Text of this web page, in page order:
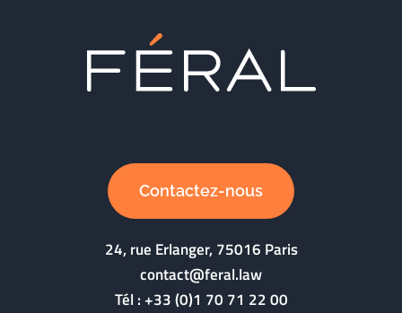
Contactez-nous
24, rue Erlanger, 75016 Paris
contact@feral.law
Tél :+33 (0)1 70 71 22 00